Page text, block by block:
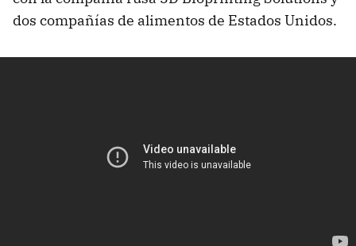
dos compañías de alimentos de Estados Unidos.